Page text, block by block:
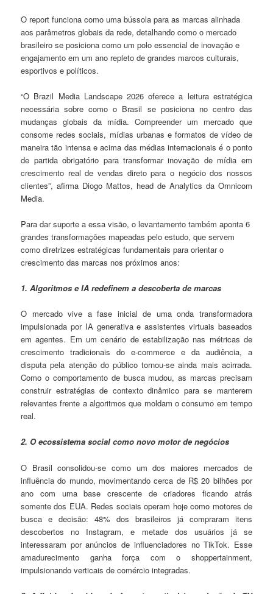
O report funciona como uma bússola para as marcas alinhada
aos parâmetros globais da rede, detalhando como o mercado
brasileiro se posiciona como um polo essencial de inovação e
engajamento em um ano repleto de grandes marcos culturais,
esportivos e políticos.
“O Brazil Media Landscape 2026 oferece a leitura estratégica
necessária sobre como o Brasil se posiciona no centro das
mudanças globais da mídia. Compreender um mercado que
consome redes sociais, mídias urbanas e formatos de vídeo de
maneira tão intensa e acima das médias internacionais é o ponto
de partida obrigatório para transformar inovação de mídia em
crescimento real de vendas direto para o negócio dos nossos
clientes”, afirma Diogo Mattos, head de Analytics da Omnicom
Media.
Para dar suporte a essa visão, o levantamento também aponta 6
grandes transformações mapeadas pelo estudo, que servem
como diretrizes estratégicas fundamentais para orientar o
crescimento das marcas nos próximos anos:
1. Algoritmos e IA redefinem a descoberta de marcas
O mercado vive a fase inicial de uma onda transformadora
impulsionada por IA generativa e assistentes virtuais baseados
em agentes. Em um cenário de estabilização nas métricas de
crescimento tradicionais do e-commerce e da audiência, a
disputa pela atenção do público tornou-se ainda mais acirrada.
Como o comportamento de busca mudou, as marcas precisam
construir estratégias de contexto dinâmico para se manterem
relevantes frente a algoritmos que moldam o consumo em tempo
real.
2. O ecossistema social como novo motor de negócios
O Brasil consolidou-se como um dos maiores mercados de
influência do mundo, movimentando cerca de R$ 20 bilhões por
ano com uma base crescente de criadores ficando atrás
somente dos EUA. Redes sociais operam hoje como motores de
busca e decisão: 48% dos brasileiros já compraram itens
descobertos no Instagram, e metade dos usuários já se
interessaram por anúncios de influenciadores no TikTok. Esse
amadurecimento ganha força com o shoppertainment,
impulsionando verticais de comércio integradas.